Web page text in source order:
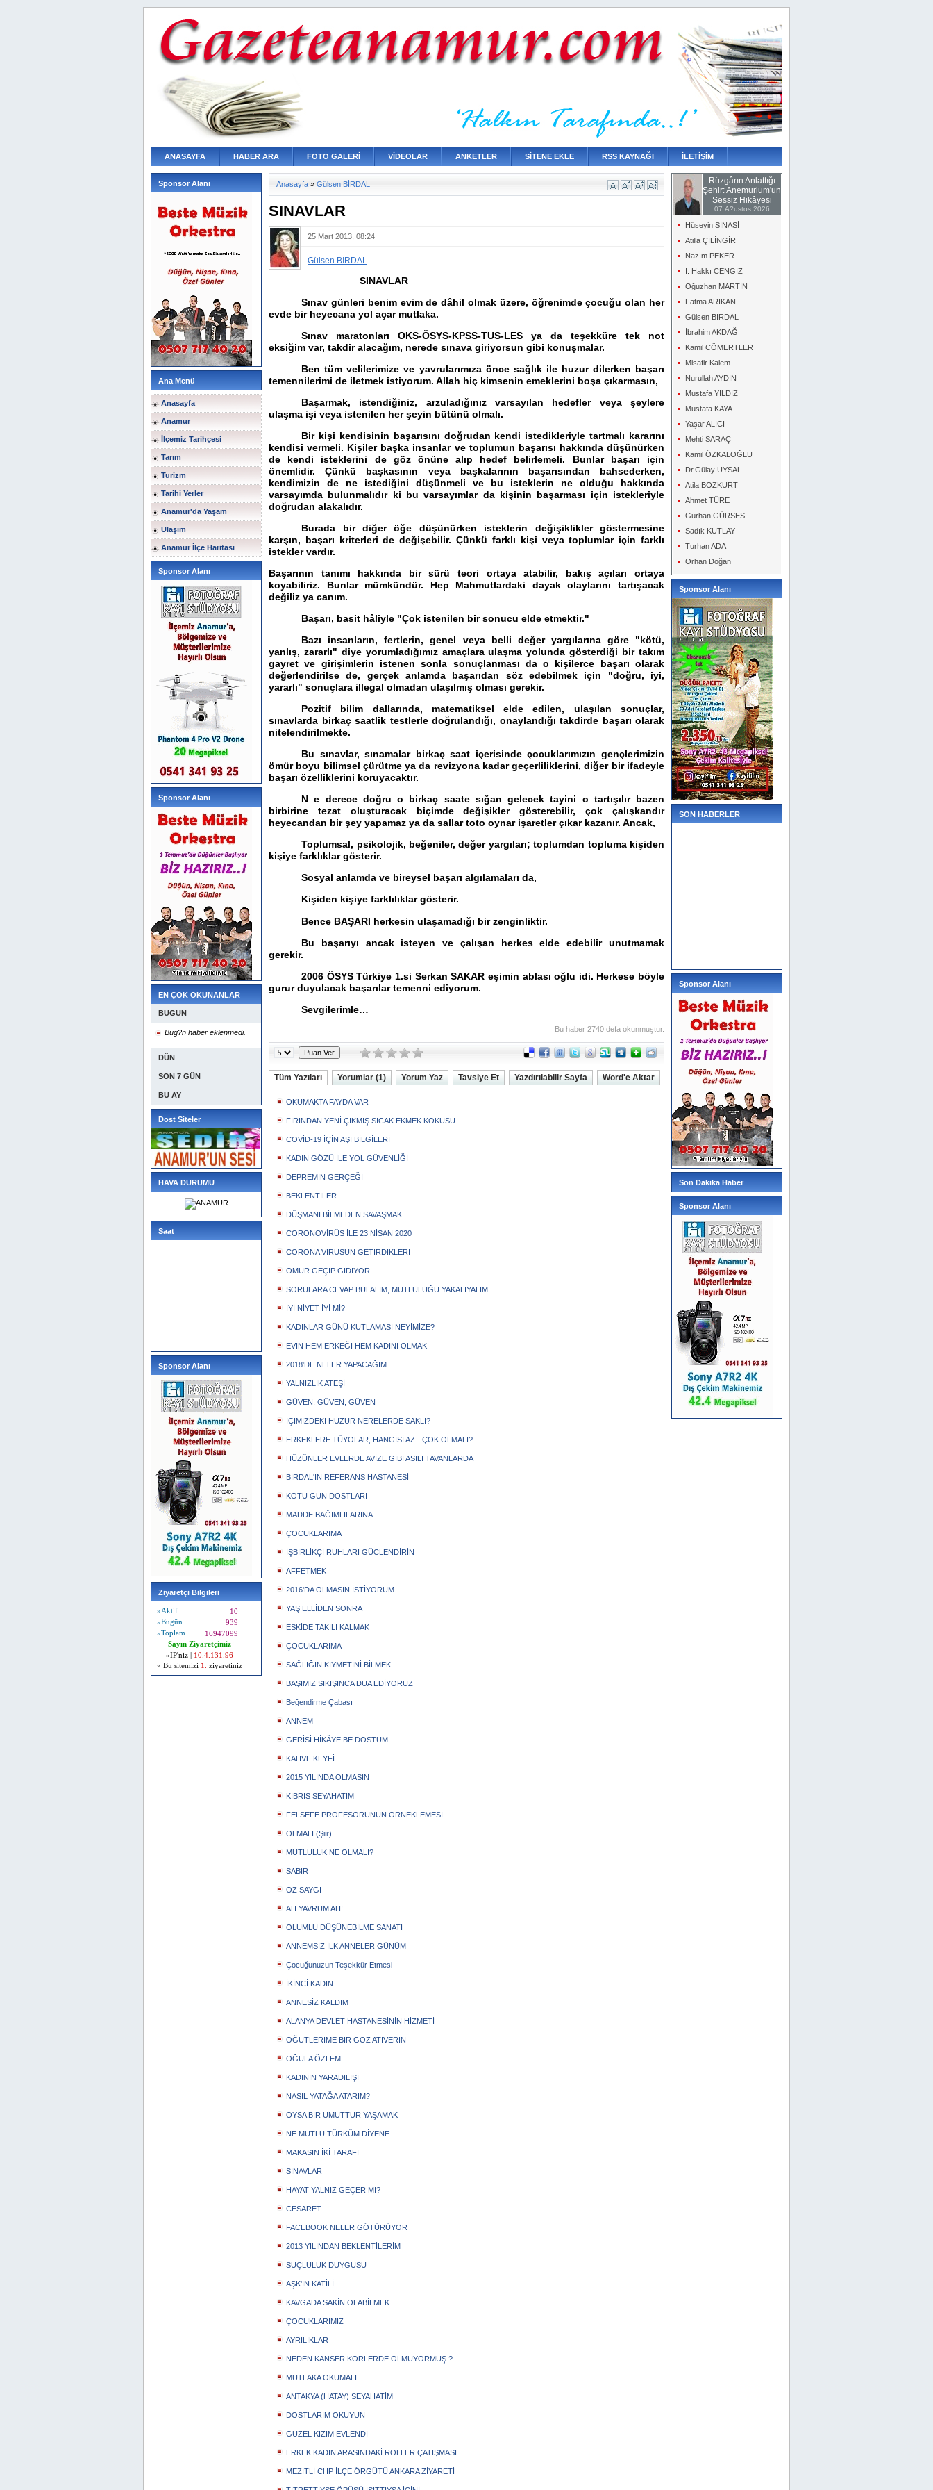
ANASAYFA HABER ARA FOTO GALERİ VİDEOLAR ANKETLER SİTENE EKLE RSS KAYNAĞI İLETİŞİM
Sponsor Alanı
Ana Menü
Anasayfa
Anamur
İlçemiz Tarihçesi
Tarım
Turizm
Tarihi Yerler
Anamur'da Yaşam
Ulaşım
Anamur İlçe Haritası
Sponsor Alanı
Sponsor Alanı
EN ÇOK OKUNANLAR
BUGÜN
Bug?n haber eklenmedi.
DÜN
SON 7 GÜN
BU AY
Dost Siteler
HAVA DURUMU
Saat
Sponsor Alanı
Ziyaretçi Bilgileri
»Aktif
10
»Bugün
939
»Toplam
16947099
Sayın Ziyaretçimiz
»IP'niz |
10.4.131.96
» Bu sitemizi 1. ziyaretiniz
Anasayfa » Gülsen BİRDAL
SINAVLAR
25 Mart 2013, 08:24
Gülsen BİRDAL
SINAVLAR
Sınav günleri benim evim de dâhil olmak üzere, öğrenimde çocuğu olan her
evde bir heyecana yol açar mutlaka.
Sınav maratonları OKS-ÖSYS-KPSS-TUS-LES ya da teşekküre tek not
eksiğim var, takdir alacağım, nerede sınava giriyorsun gibi konuşmalar.
Ben tüm velilerimize ve yavrularımıza önce sağlık ile huzur dilerken başarı
temennilerimi de iletmek istiyorum. Allah hiç kimsenin emeklerini boşa çıkarmasın,
Başarmak, istendiğiniz, arzuladığınız varsayılan hedefler veya şeylere
ulaşma işi veya istenilen her şeyin bütünü olmalı.
Bir kişi kendisinin başarısını doğrudan kendi istedikleriyle tartmalı kararını
kendisi vermeli. Kişiler başka insanlar ve toplumun başarısı hakkında düşünürken
de kendi isteklerini de göz önüne alıp hedef belirlemeli. Bunlar başarı için
önemlidir. Çünkü başkasının veya başkalarının başarısından bahsederken,
kendimizin de ne istediğini düşünmeli ve bu isteklerin ne olduğu hakkında
varsayımda bulunmalıdır ki bu varsayımlar da kişinin başarması için istekleriyle
doğrudan alakalıdır.
Burada bir diğer öğe düşünürken isteklerin değişiklikler göstermesine
karşın, başarı kriterleri de değişebilir. Çünkü farklı kişi veya toplumlar için farklı
istekler vardır.
Başarının tanımı hakkında bir sürü teori ortaya atabilir, bakış açıları ortaya
koyabiliriz. Bunlar mümkündür. Hep Mahmutlardaki dayak olaylarını tartışacak
değiliz ya canım.
Başarı, basit hâliyle "Çok istenilen bir sonucu elde etmektir."
Bazı insanların, fertlerin, genel veya belli değer yargılarına göre "kötü,
yanlış, zararlı" diye yorumladığımız amaçlara ulaşma yolunda gösterdiği bir takım
gayret ve girişimlerin istenen sonla sonuçlanması da o kişilerce başarı olarak
değerlendirilse de, gerçek anlamda başarıdan söz edebilmek için "doğru, iyi,
yararlı" sonuçlara illegal olmadan ulaşılmış olması gerekir.
Pozitif bilim dallarında, matematiksel elde edilen, ulaşılan sonuçlar,
sınavlarda birkaç saatlik testlerle doğrulandığı, onaylandığı takdirde başarı olarak
nitelendirilmekte.
Bu sınavlar, sınamalar birkaç saat içerisinde çocuklarımızın gençlerimizin
ömür boyu bilimsel çürütme ya da revizyona kadar geçerliliklerini, diğer bir ifadeyle
başarı özelliklerini koruyacaktır.
N e derece doğru o birkaç saate sığan gelecek tayini o tartışılır bazen
birbirine tezat oluşturacak biçimde değişikler gösterebilir, çok çalışkandır
heyecandan bir şey yapamaz ya da sallar toto oynar işaretler çıkar kazanır. Ancak,
Toplumsal, psikolojik, beğeniler, değer yargıları; toplumdan topluma kişiden
kişiye farklıklar gösterir.
Sosyal anlamda ve bireysel başarı algılamaları da,
Kişiden kişiye farklılıklar gösterir.
Bence BAŞARI herkesin ulaşamadığı bir zenginliktir.
Bu başarıyı ancak isteyen ve çalışan herkes elde edebilir unutmamak
gerekir.
2006 ÖSYS Türkiye 1.si Serkan SAKAR eşimin ablası oğlu idi. Herkese böyle
gurur duyulacak başarılar temenni ediyorum.
Sevgilerimle…
Bu haber 2740 defa okunmuştur.
Tüm Yazıları Yorumlar (1) Yorum Yaz Tavsiye Et Yazdırılabilir Sayfa Word'e Aktar
OKUMAKTA FAYDA VAR
FIRINDAN YENİ ÇIKMIŞ SICAK EKMEK KOKUSU
COVİD-19 İÇİN AŞI BİLGİLERİ
KADIN GÖZÜ İLE YOL GÜVENLİĞİ
DEPREMİN GERÇEĞİ
BEKLENTİLER
DÜŞMANI BİLMEDEN SAVAŞMAK
CORONOVİRÜS İLE 23 NİSAN 2020
CORONA VİRÜSÜN GETİRDİKLERİ
ÖMÜR GEÇİP GİDİYOR
SORULARA CEVAP BULALIM, MUTLULUĞU YAKALIYALIM
İYİ NİYET İYİ Mİ?
KADINLAR GÜNÜ KUTLAMASI NEYİMİZE?
EVİN HEM ERKEĞİ HEM KADINI OLMAK
2018'DE NELER YAPACAĞIM
YALNIZLIK ATEŞİ
GÜVEN, GÜVEN, GÜVEN
İÇİMİZDEKİ HUZUR NERELERDE SAKLI?
ERKEKLERE TÜYOLAR, HANGİSİ AZ - ÇOK OLMALI?
HÜZÜNLER EVLERDE AVİZE GİBİ ASILI TAVANLARDA
BİRDAL'IN REFERANS HASTANESİ
KÖTÜ GÜN DOSTLARI
MADDE BAĞIMLILARINA
ÇOCUKLARIMA
İŞBİRLİKÇİ RUHLARI GÜCLENDİRİN
AFFETMEK
2016'DA OLMASIN İSTİYORUM
YAŞ ELLİDEN SONRA
ESKİDE TAKILI KALMAK
ÇOCUKLARIMA
SAĞLIĞIN KIYMETİNİ BİLMEK
BAŞIMIZ SIKIŞINCA DUA EDİYORUZ
Beğendirme Çabası
ANNEM
GERİSİ HİKÂYE BE DOSTUM
KAHVE KEYFİ
2015 YILINDA OLMASIN
KIBRIS SEYAHATİM
FELSEFE PROFESÖRÜNÜN ÖRNEKLEMESİ
OLMALI (Şiir)
MUTLULUK NE OLMALI?
SABIR
ÖZ SAYGI
AH YAVRUM AH!
OLUMLU DÜŞÜNEBİLME SANATI
ANNEMSİZ İLK ANNELER GÜNÜM
Çocuğunuzun Teşekkür Etmesi
İKİNCİ KADIN
ANNESİZ KALDIM
ALANYA DEVLET HASTANESİNİN HİZMETİ
ÖĞÜTLERİME BİR GÖZ ATIVERİN
OĞULA ÖZLEM
KADININ YARADILIŞI
NASIL YATAĞA ATARIM?
OYSA BİR UMUTTUR YAŞAMAK
NE MUTLU TÜRKÜM DİYENE
MAKASIN İKİ TARAFI
SINAVLAR
HAYAT YALNIZ GEÇER Mİ?
CESARET
FACEBOOK NELER GÖTÜRÜYOR
2013 YILINDAN BEKLENTİLERİM
SUÇLULUK DUYGUSU
AŞK'IN KATİLİ
KAVGADA SAKİN OLABİLMEK
ÇOCUKLARIMIZ
AYRILIKLAR
NEDEN KANSER KÖRLERDE OLMUYORMUŞ ?
MUTLAKA OKUMALI
ANTAKYA (HATAY) SEYAHATİM
DOSTLARIM OKUYUN
GÜZEL KIZIM EVLENDİ
ERKEK KADIN ARASINDAKİ ROLLER ÇATIŞMASI
MEZİTLİ CHP İLÇE ÖRGÜTÜ ANKARA ZİYARETİ
Rüzgârın Anlattığı
Şehir: Anemurium'un
Sessiz Hikâyesi
07 A?ustos 2026
Hüseyin SİNASİ
Atilla ÇİLİNGİR
Nazım PEKER
İ. Hakkı CENGİZ
Oğuzhan MARTİN
Fatma ARIKAN
Gülsen BİRDAL
İbrahim AKDAĞ
Kamil CÖMERTLER
Misafir Kalem
Nurullah AYDIN
Mustafa YILDIZ
Mustafa KAYA
Yaşar ALICI
Mehti SARAÇ
Kamil ÖZKALOĞLU
Dr.Gülay UYSAL
Atila BOZKURT
Ahmet TÜRE
Gürhan GÜRSES
Sadık KUTLAY
Turhan ADA
Orhan Doğan
Sponsor Alanı
SON HABERLER
Sponsor Alanı
Son Dakika Haber
Sponsor Alanı